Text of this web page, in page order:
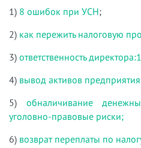
1) 8 ошибок при УСН;
2) как пережить налоговую
3) ответственность
4) вывод активов
5) обналичивание
уголовно-правовые риски;
6) возврат переплаты по